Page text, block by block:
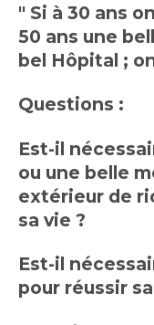
" Si à 30 ans
50 ans une
bel Hôpital ;
Questions :
Est-il
ou une belle
extérieur de
sa vie ?
Est-il
pour réussir sa